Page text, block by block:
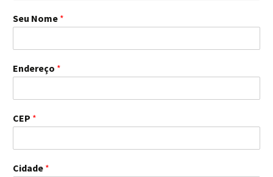
Seu Nome *
Endereço *
CEP *
Cidade *